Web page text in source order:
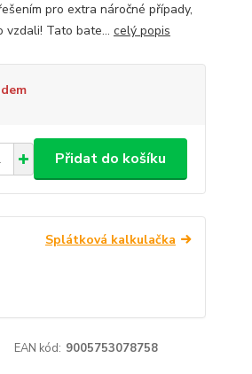
pro extra náročné případy,
vzdali! Tato bate... celý popis
Přidat do košíku
Splátková kalkulačka
EAN kód: 9005753078758